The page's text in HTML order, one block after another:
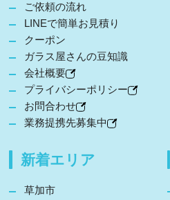
ご依頼の流れ
LINEで簡単お見積り
クーポン
ガラス屋さんの豆知識
会社概要
プライバシーポリシー
お問合わせ
業務提携先募集中
新着エリア
草加市